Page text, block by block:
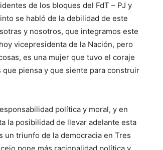
de los bloques del FdT – PJ y
se habló de la debilidad de este
y nosotros, que integramos este
vicepresidenta de la Nación, pero
es una mujer que tuvo el coraje
piensa y que siente para construir
política y moral, y en
la posibilidad de llevar adelante esta
un triunfo de la democracia en Tres